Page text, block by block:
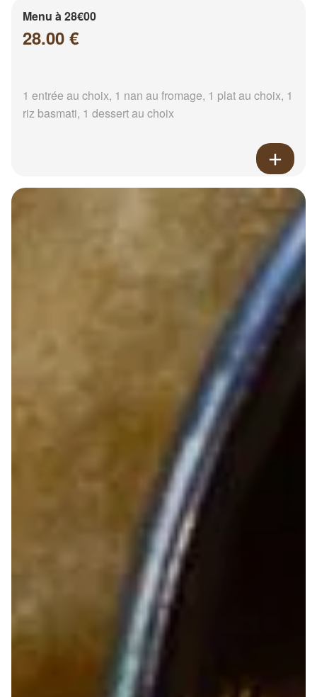
Menu à 28€00
28.00 €
1 entrée au choix, 1 nan au fromage, 1 plat au choix, 1
riz basmati, 1 dessert au choix